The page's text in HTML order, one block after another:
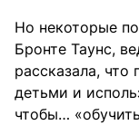
Но некоторые
Бронте Таунс,
рассказала,
детьми и
чтобы…